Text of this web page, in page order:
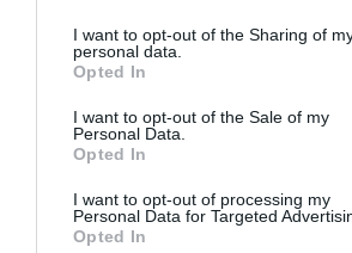
I want to opt-out of the Sharing of
personal data.
Opted In
I want to opt-out of the Sale of my
Personal Data.
Opted In
I want to opt-out of processing my
Personal Data for Targeted
Opted In
produce incompetencias en la
Gobierno ha iniciado un proceso
esta situación.
Déficit en el proceso de
las políticas de los partidos
gobierno en políticas públicas